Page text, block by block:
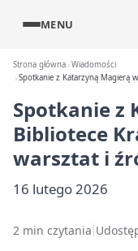
MENU
Strona główna Wiadomości
Spotkanie z Katarzyną Magierą
Spotkanie z
Bibliotece
warsztat i
16 lutego 2026
2 min czytania